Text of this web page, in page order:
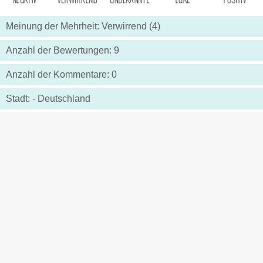
Meinung der Mehrheit: Verwirrend (4)
Anzahl der Bewertungen: 9
Anzahl der Kommentare: 0
Stadt: - Deutschland